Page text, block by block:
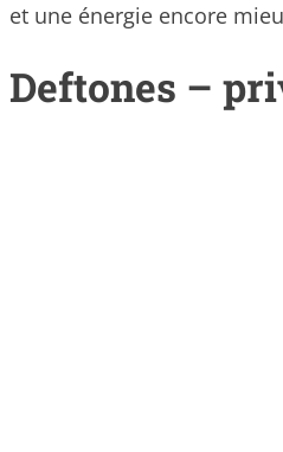
et une énergie encore
Deftones –